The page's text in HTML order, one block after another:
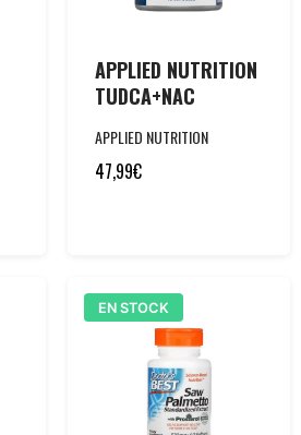
APPLIED NUTRITION
TUDCA+NAC
APPLIED NUTRITION
47,99€
EN STOCK